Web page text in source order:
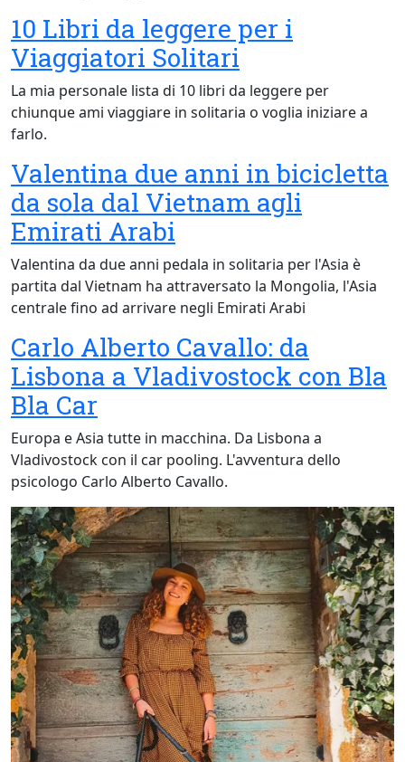
10 Libri da leggere per i
Viaggiatori Solitari
La mia personale lista di 10 libri da leggere per
chiunque ami viaggiare in solitaria o voglia iniziare a
farlo.
Valentina due anni in bicicletta
da sola dal Vietnam agli
Emirati Arabi
Valentina da due anni pedala in solitaria per l'Asia è
partita dal Vietnam ha attraversato la Mongolia, l'Asia
centrale fino ad arrivare negli Emirati Arabi
Carlo Alberto Cavallo: da
Lisbona a Vladivostock con Bla
Bla Car
Europa e Asia tutte in macchina. Da Lisbona a
Vladivostock con il car pooling. L'avventura dello
psicologo Carlo Alberto Cavallo.